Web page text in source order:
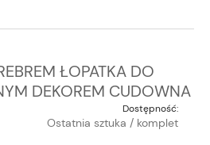
ŁOPATKA DO
DEKOREM CUDOWNA
Dostępność:
Ostatnia sztuka / komplet